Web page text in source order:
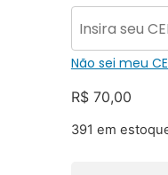
Não sei meu
R$70,00
391 em